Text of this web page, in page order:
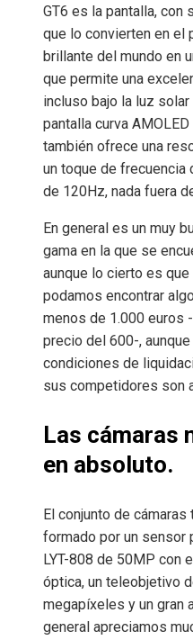
GT6 es la pantalla, con
que lo convierten en el
brillante del mundo en
que permite una
incluso bajo la luz solar
pantalla curva
también ofrece una
un toque de frecuencia
de 120Hz, nada fuera
En general es un muy
gama en la que se
aunque lo cierto es
podamos encontrar
menos de 1.000 euros
precio del 600-, aunque
condiciones de
sus competidores son
Las cámaras
en absoluto.
El conjunto de
formado por un sensor
LYT-808 de 50MP con
óptica, un teleobjetivo
megapíxeles y un gran
general apreciamos